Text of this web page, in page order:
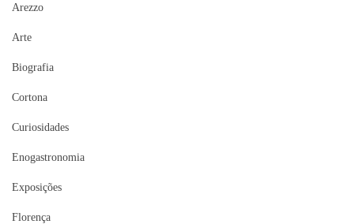
Arezzo
Arte
Biografia
Cortona
Curiosidades
Enogastronomia
Exposições
Florença